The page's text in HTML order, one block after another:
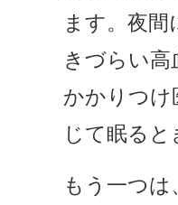
ます。夜
きづらい
かかりつけ
じて眠る
もう一つ